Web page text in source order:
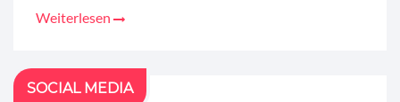
Weiterlesen
SOCIAL MEDIA